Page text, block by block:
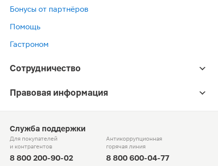
Бонусы от партнёров
Помощь
Гастроном
Сотрудничество
Правовая информация
Служба поддержки
Для покупателей
и контрагентов
8 800 200-90-02
Антикоррупционная
горячая линия
8 800 600-04-77